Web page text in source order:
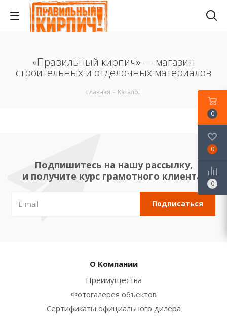
«Правильный кирпич» — магазин
строительных и отделочных материалов
Главная - Каталог
Подпишитесь на нашу рассылку,
и получите курс грамотного клиента!
О Компании
Преимущества
Фотогалерея объектов
Сертификаты официального дилера
0
0
0